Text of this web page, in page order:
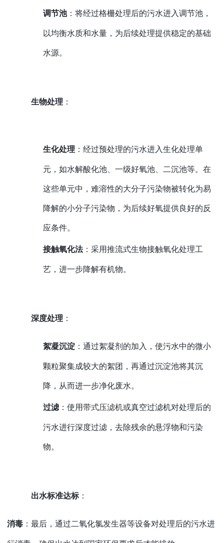
调节池 ：将经过格栅处理后的污水进入调节池，
以均衡水质和水量，为后续处理提供稳定的基础
水源。
生物处理 ：
生化处理 ：经过预处理的污水进入生化处理单
元，如水解酸化池、一级好氧池、二沉池等。在
这些单元中，难溶性的大分子污染物被转化为易
降解的小分子污染物，为后续好氧提供良好的反
应条件。
接触氧化法 ：采用推流式生物接触氧化处理工
艺，进一步降解有机物。
深度处理 ：
絮凝沉淀 ：通过絮凝剂的加入，使污水中的微小
颗粒聚集成较大的絮团，再通过沉淀池将其沉
降，从而进一步净化废水。
过滤 ：使用带式压滤机或真空过滤机对处理后的
污水进行深度过滤，去除残余的悬浮物和污染
物。
出水标准达标 ：
消毒 ：最后，通过二氧化氯发生器等设备对处理后的污水进